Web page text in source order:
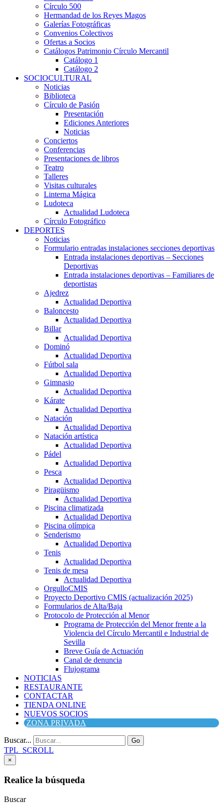
Círculo 500
Hermandad de los Reyes Magos
Galerías Fotográficas
Convenios Colectivos
Ofertas a Socios
Catálogos Patrimonio Círculo Mercantil
Catálogo 1
Catálogo 2
SOCIOCULTURAL
Noticias
Biblioteca
Círculo de Pasión
Presentación
Ediciones Anteriores
Noticias
Conciertos
Conferencias
Presentaciones de libros
Teatro
Talleres
Visitas culturales
Linterna Mágica
Ludoteca
Actualidad Ludoteca
Círculo Fotográfico
DEPORTES
Noticias
Formulario entradas instalaciones secciones deportivas
Entrada instalaciones deportivas – Secciones
Deportivas
Entrada instalaciones deportivas – Familiares de
deportistas
Ajedrez
Actualidad Deportiva
Baloncesto
Actualidad Deportiva
Billar
Actualidad Deportiva
Dominó
Actualidad Deportiva
Fútbol sala
Actualidad Deportiva
Gimnasio
Actualidad Deportiva
Kárate
Actualidad Deportiva
Natación
Actualidad Deportiva
Natación artística
Actualidad Deportiva
Pádel
Actualidad Deportiva
Pesca
Actualidad Deportiva
Piragüismo
Actualidad Deportiva
Piscina climatizada
Actualidad Deportiva
Piscina olímpica
Senderismo
Actualidad Deportiva
Tenis
Actualidad Deportiva
Tenis de mesa
Actualidad Deportiva
OrgulloCMIS
Proyecto Deportivo CMIS (actualización 2025)
Formularios de Alta/Baja
Protocolo de Protección al Menor
Programa de Protección del Menor frente a la
Violencia del Círculo Mercantil e Industrial de
Sevilla
Breve Guía de Actuación
Canal de denuncia
Flujograma
NOTICIAS
RESTAURANTE
CONTACTAR
TIENDA ONLINE
NUEVOS SOCIOS
ZONA PRIVADA
Buscar... Go
TPL_SCROLL
×
Realice la búsqueda
Buscar